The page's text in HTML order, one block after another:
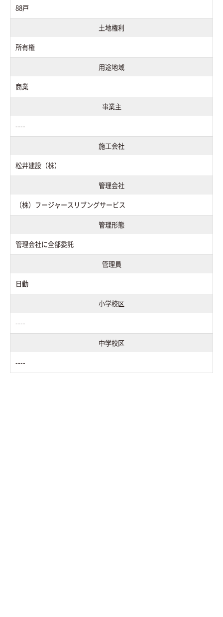
88戸
土地権利
所有権
用途地域
商業
事業主
----
施工会社
松井建設（株）
管理会社
（株）フージャースリブングサービス
管理形態
管理会社に全部委託
管理員
日勤
小学校区
----
中学校区
----